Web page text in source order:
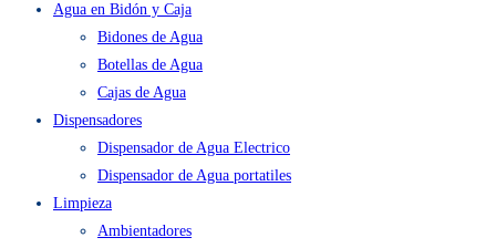
Agua en Bidón y Caja
Bidones de Agua
Botellas de Agua
Cajas de Agua
Dispensadores
Dispensador de Agua Electrico
Dispensador de Agua portatiles
Limpieza
Ambientadores